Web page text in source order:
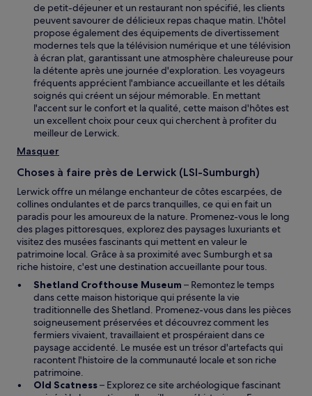
de petit-déjeuner et un restaurant non spécifié, les clients
peuvent savourer de délicieux repas chaque matin. L'hôtel
propose également des équipements de divertissement
modernes tels que la télévision numérique et une télévision
à écran plat, garantissant une atmosphère chaleureuse pour
la détente après une journée d'exploration. Les voyageurs
fréquents apprécient l'ambiance accueillante et les détails
soignés qui créent un séjour mémorable. En mettant
l'accent sur le confort et la qualité, cette maison d'hôtes est
un excellent choix pour ceux qui cherchent à profiter du
meilleur de Lerwick.
Masquer
Choses à faire près de Lerwick (LSI-Sumburgh)
Lerwick offre un mélange enchanteur de côtes escarpées, de
collines ondulantes et de parcs tranquilles, ce qui en fait un
paradis pour les amoureux de la nature. Promenez-vous le long
des plages pittoresques, explorez des paysages luxuriants et
visitez des musées fascinants qui mettent en valeur le
patrimoine local. Grâce à sa proximité avec Sumburgh et sa
riche histoire, c'est une destination accueillante pour tous.
Shetland Crofthouse Museum – Remontez le temps
dans cette maison historique qui présente la vie
traditionnelle des Shetland. Promenez-vous dans les pièces
soigneusement préservées et découvrez comment les
fermiers vivaient, travaillaient et prospéraient dans ce
paysage accidenté. Le musée est un trésor d'artefacts qui
racontent l'histoire de la communauté locale et son riche
patrimoine.
Old Scatness– Explorez ce site archéologique fascinant